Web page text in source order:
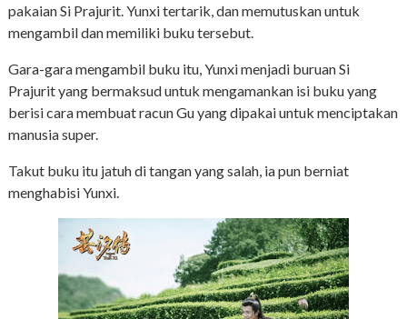
pakaian Si Prajurit. Yunxi tertarik, dan memutuskan untuk
mengambil dan memiliki buku tersebut.
Gara-gara mengambil buku itu, Yunxi menjadi buruan Si
Prajurit yang bermaksud untuk mengamankan isi buku yang
berisi cara membuat racun Gu yang dipakai untuk menciptakan
manusia super.
Takut buku itu jatuh di tangan yang salah, ia pun berniat
menghabisi Yunxi.